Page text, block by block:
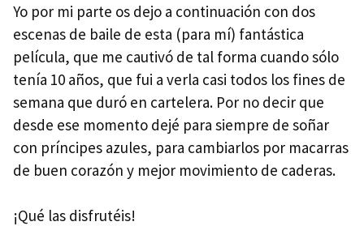
Yo por mi parte os dejo a continuación con dos
escenas de baile de esta (para mí) fantástica
película, que me cautivó de tal forma cuando sólo
tenía 10 años, que fui a verla casi todos los fines de
semana que duró en cartelera. Por no decir que
desde ese momento dejé para siempre de soñar
con príncipes azules, para cambiarlos por macarras
de buen corazón y mejor movimiento de caderas.
¡Qué las disfrutéis!